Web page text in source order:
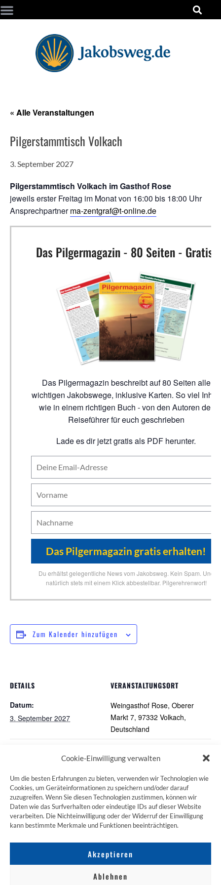
Cookie-Einwilligung verwalten
Um die besten Erfahrungen zu bieten, verwenden wir Technologien wie
Cookies, um Geräteinformationen zu speichern und/oder darauf
zuzugreifen. Wenn Sie diesen Technologien zustimmen, können wir
Daten wie das Surfverhalten oder eindeutige IDs auf dieser Website
verarbeiten. Die Nichteinwilligung oder der Widerruf der Einwilligung
kann bestimmte Merkmale und Funktionen beeinträchtigen.
Akzeptieren
Ablehnen
« Alle Veranstaltungen
Pilgerstammtisch Volkach
3. September 2027
Pilgerstammtisch Volkach im Gasthof Rose
jeweils erster Freitag im Monat von 16:00 bis 18:00 Uhr
Ansprechpartnerma-zentgraf@t-online.de
Das Pilgermagazin - 80 Seiten - Gratis!
Das Pilgermagazin beschreibt auf 80 Seiten alle
wichtigen Jakobswege, inklusive Karten. So viel Inhalt
wie in einem richtigen Buch - von den Autoren der
Reiseführer für euch geschrieben
Lade es dir jetzt gratis als PDF herunter.
Du erhältst gelegentliche News vom Jakobsweg. Kein Spam. Und
natürlich stets mit einem Klick abbestellbar. Pilgerehrenwort!
Zum Kalender hinzufügen
DETAILS
Datum:
3. September 2027
VERANSTALTUNGSORT
Weingasthof Rose, Oberer
Markt 7, 97332 Volkach,
Deutschland
Pilgertreff in Würzburg (RHH) Wormser Pilgertreff
ZUM JAKOBSWEG SHOP